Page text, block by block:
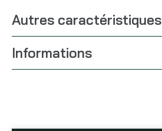
Autres caractéristiques
Informations